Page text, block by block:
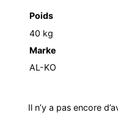
Poids
40 kg
Marke
AL-KO
Il n’y a pas encore